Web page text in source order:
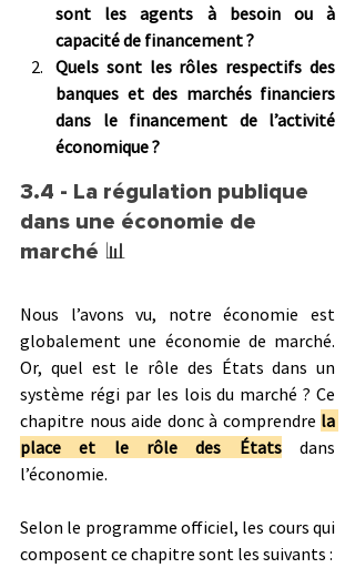
sont les agents à besoin ou à
capacité de financement ?
Quels sont les rôles respectifs des
banques et des marchés financiers
dans le financement de l’activité
économique ?
3.4 - La régulation publique
dans une économie de
marché 📊
Nous l’avons vu, notre économie est
globalement une économie de marché.
Or, quel est le rôle des États dans un
système régi par les lois du marché ? Ce
chapitre nous aide donc à comprendre la
place et le rôle des États dans
l’économie.
Selon le programme officiel, les cours qui
composent ce chapitre sont les suivants :